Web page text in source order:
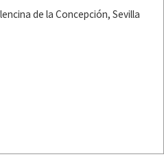
de la Concepción, Sevilla